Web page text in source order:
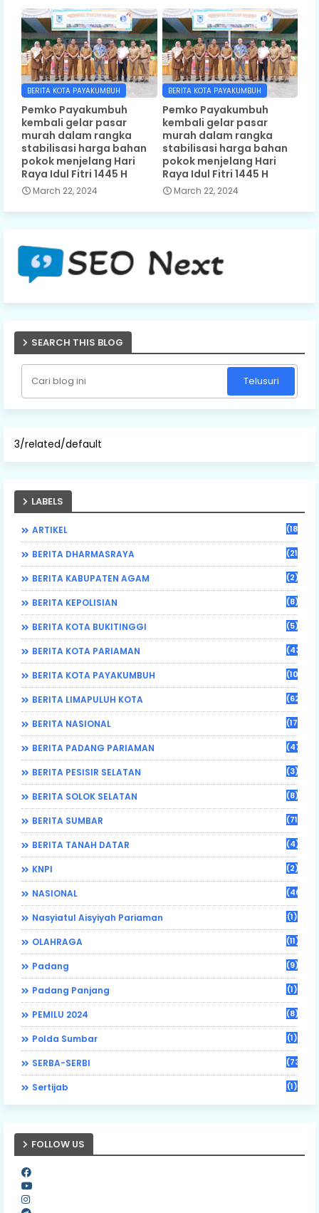
BERITA KOTA PAYAKUMBUH
Pemko Payakumbuh
kembali gelar pasar
murah dalam rangka
stabilisasi harga bahan
pokok menjelang Hari
Raya Idul Fitri 1445 H
March 22, 2024
BERITA KOTA PAYAKUMBUH
Pemko Payakumbuh
kembali gelar pasar
murah dalam rangka
stabilisasi harga bahan
pokok menjelang Hari
Raya Idul Fitri 1445 H
March 22, 2024
SEARCH THIS BLOG
3/related/default
LABELS
ARTIKEL (184)
BERITA DHARMASRAYA (21)
BERITA KABUPATEN AGAM (2)
BERITA KEPOLISIAN (8)
BERITA KOTA BUKITINGGI (5)
BERITA KOTA PARIAMAN (43)
BERITA KOTA PAYAKUMBUH (108)
BERITA LIMAPULUH KOTA (62)
BERITA NASIONAL (17)
BERITA PADANG PARIAMAN (470)
BERITA PESISIR SELATAN (3)
BERITA SOLOK SELATAN (8)
BERITA SUMBAR (71)
BERITA TANAH DATAR (4)
KNPI (2)
NASIONAL (46)
Nasyiatul Aisyiyah Pariaman (1)
OLAHRAGA (11)
Padang (9)
Padang Panjang (1)
PEMILU 2024 (8)
Polda Sumbar (1)
SERBA-SERBI (73)
Sertijab (1)
FOLLOW US